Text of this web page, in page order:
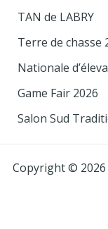
TAN de LABRY
Terre de chasse
Nationale
Game Fair 2026
Salon Sud
Copyright ©